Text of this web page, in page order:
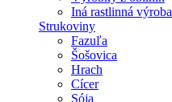
Iná rastlinná výroba
Strukoviny
Fazuľa
Šošovica
Hrach
Cícer
Sója